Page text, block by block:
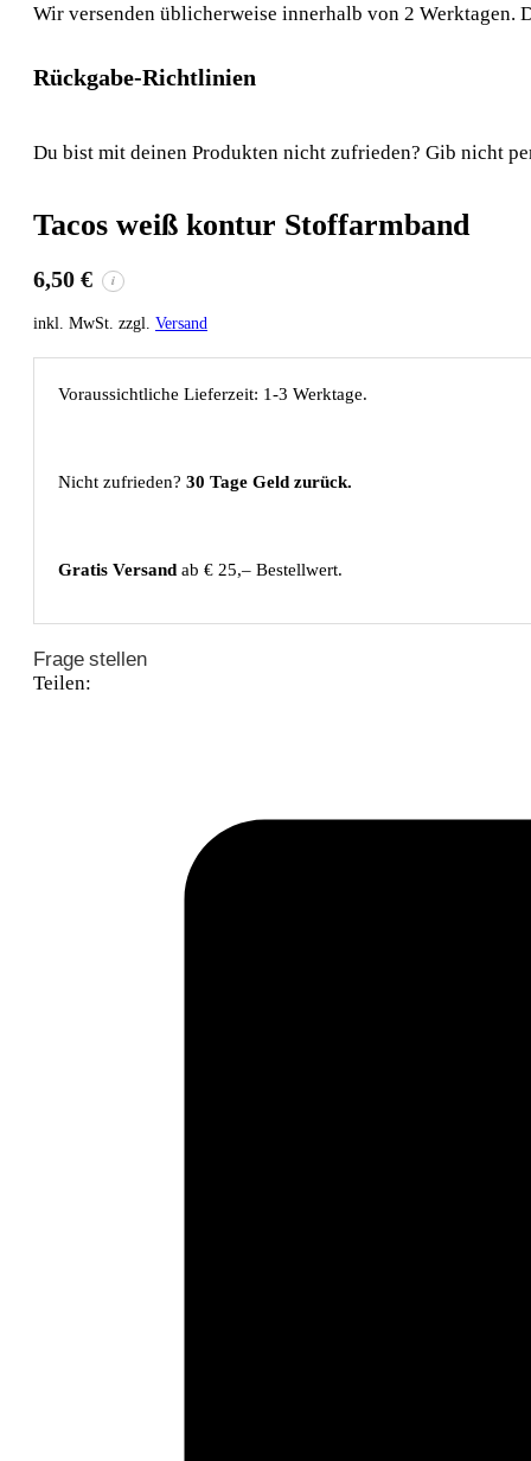
Wir versenden üblicherweise innerhalb von 2 Werktagen.
Rückgabe-Richtlinien
Du bist mit deinen Produkten nicht zufrieden? Gib nicht
Tacos weiß kontur Stoffarmband
6,50 € i
inkl. MwSt. zzgl. Versand
Voraussichtliche Lieferzeit: 1-3 Werktage.
Nicht zufrieden? 30 Tage Geld zurück.
Gratis Versand ab € 25,– Bestellwert.
Frage stellen
Teilen: